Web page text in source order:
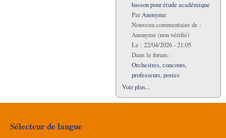
basson pour étude académique
ParAnonyme
Nouveau commentaire de :
Anonyme (non vérifié)
Le : 22/04/2026 - 21:05
Dans le forum :
Orchestres, concours,
professeurs, postes
Voir plus...
Sélecteur de langue